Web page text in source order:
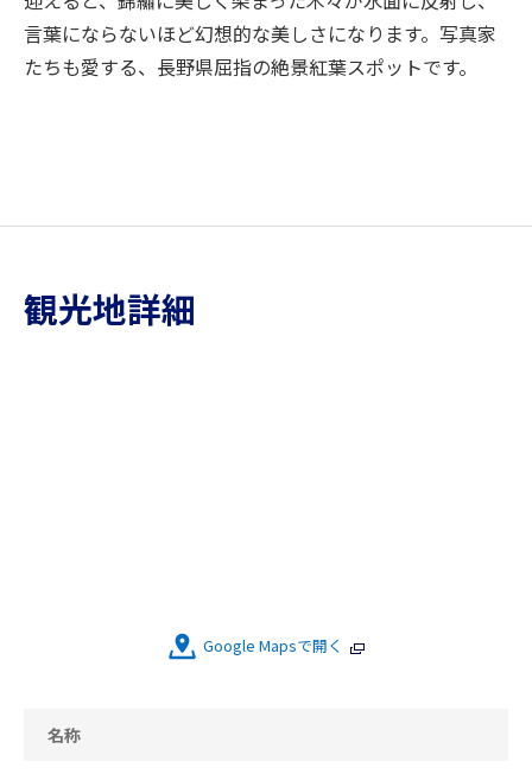
言葉にならないほど幻想的な美しさになります。写真家
たちも愛する、長野県屈指の絶景紅葉スポットです。
観光地詳細
Google Mapsで開く
名称